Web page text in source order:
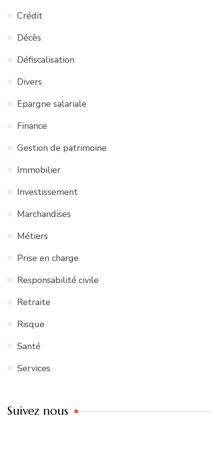
Crédit
Décès
Défiscalisation
Divers
Epargne salariale
Finance
Gestion de patrimoine
Immobilier
Investissement
Marchandises
Métiers
Prise en charge
Responsabilité civile
Retraite
Risque
Santé
Services
Suivez nous